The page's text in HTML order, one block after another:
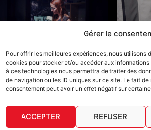
Gérer le
Pour offrir les meilleures expériences, nous utilisons
cookies pour stocker et/ou accéder aux
à ces technologies nous permettra de traiter des
de navigation ou les ID uniques sur ce site. Le fait
consentement peut avoir un effet négatif sur
ACCEPTER REFUSER
CONDITIONS DE GARANTIE